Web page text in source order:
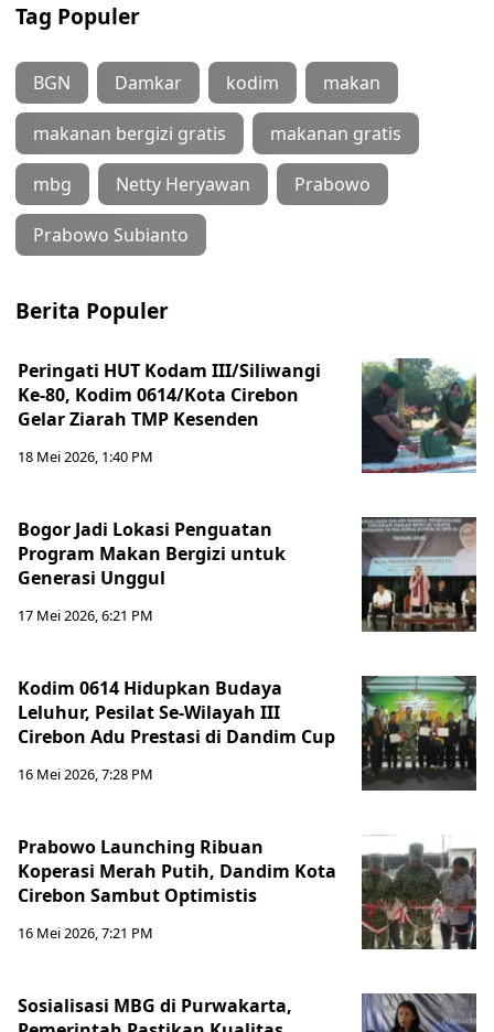
Tag Populer
BGN Damkar kodim makan
makanan bergizi gratis makanan gratis
mbg Netty Heryawan Prabowo
Prabowo Subianto
Berita Populer
Peringati HUT Kodam III/Siliwangi
Ke-80, Kodim 0614/Kota Cirebon
Gelar Ziarah TMP Kesenden
18 Mei 2026, 1:40 PM
Bogor Jadi Lokasi Penguatan
Program Makan Bergizi untuk
Generasi Unggul
17 Mei 2026, 6:21 PM
Kodim 0614 Hidupkan Budaya
Leluhur, Pesilat Se-Wilayah III
Cirebon Adu Prestasi di Dandim Cup
16 Mei 2026, 7:28 PM
Prabowo Launching Ribuan
Koperasi Merah Putih, Dandim Kota
Cirebon Sambut Optimistis
16 Mei 2026, 7:21 PM
Sosialisasi MBG di Purwakarta,